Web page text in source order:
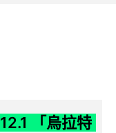
「烏拉特